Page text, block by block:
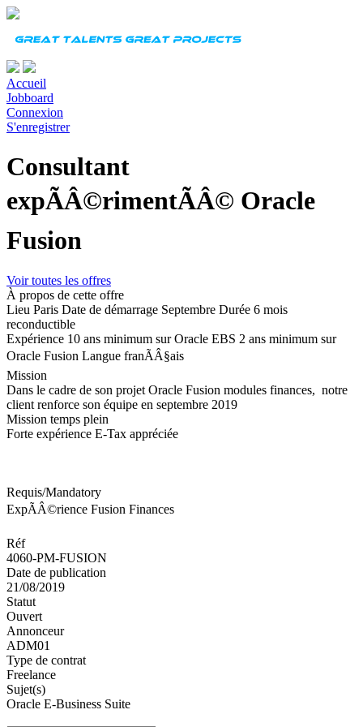
Accueil
Jobboard
Connexion
S'enregistrer
Consultant
expÃÂ©rimentÃÂ© Oracle
Fusion
Voir toutes les offres
À propos de cette offre
Lieu Paris Date de démarrage Septembre Durée 6 mois
reconductible
Expérience 10 ans minimum sur Oracle EBS 2 ans minimum sur
Oracle Fusion Langue franÃÂ§ais
Mission
Dans le cadre de son projet Oracle Fusion modules finances, notre
client renforce son équipe en septembre 2019
Mission temps plein
Forte expérience E-Tax appréciée
Requis/Mandatory
ExpÃÂ©rience Fusion Finances
Réf
4060-PM-FUSION
Date de publication
21/08/2019
Statut
Ouvert
Annonceur
ADM01
Type de contrat
Freelance
Sujet(s)
Oracle E-Business Suite